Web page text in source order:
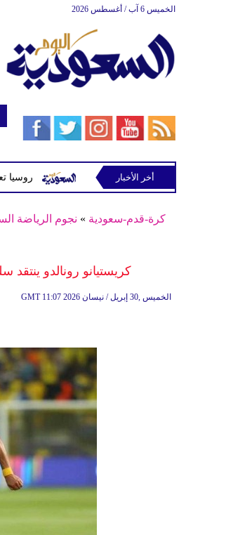
الخميس 6 آب / أغسطس 2026
روسيا تعلن للحوثيين غربي صنعاء
أخر الأخبار
كرة-قدم-سعودية » نجوم الرياضة
كريستيانو رونالدو
GMT 11:07 2026 الخميس ,30 إبريل / نيسان